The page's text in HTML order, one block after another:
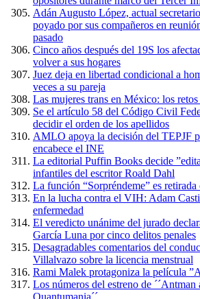
Adán Augusto López, actual
poyado por sus compañeros en
pasado
Cinco años después del 19S los
volver a sus hogares
Juez deja en libertad condicional a
veces a su pareja
Las mujeres trans en México: los
Se el artículo 58 del Código Civil
decidir el orden de los apellidos
AMLO apoya la decisión del TEPJF
encabece el INE
La editorial Puffin Books decide
infantiles del escritor Roald Dahl
La función “Sorpréndeme” es
En la lucha contra el VIH: Adam
enfermedad
El veredicto unánime del jurado
García Luna por cinco delitos penales
Desagradables comentarios del
Villalvazo sobre la licencia menstrual
Rami Malek protagoniza la película
Los números del estreno de ´´Antman
Quantumania´´